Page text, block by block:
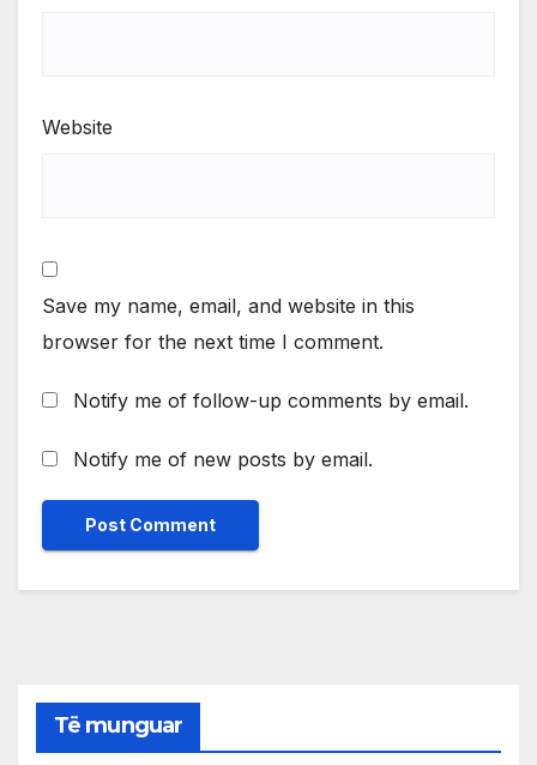
Website
Save my name, email, and website in this
browser for the next time I comment.
Notify me of follow-up comments by email.
Notify me of new posts by email.
Të munguar